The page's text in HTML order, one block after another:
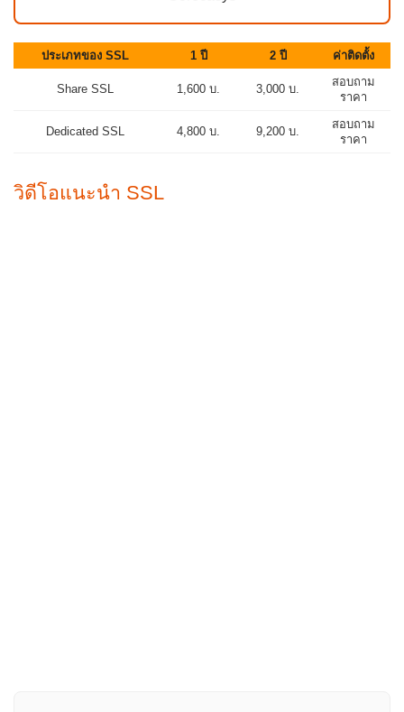
ประเภทของ SSL 1 ปี 2 ปี ค่าติดตั้ง
Share SSL 1,600 บ. 3,000 บ.
สอบถาม
ราคา
Dedicated SSL 4,800 บ. 9,200 บ.
สอบถาม
ราคา
วิดีโอแนะนำ SSL